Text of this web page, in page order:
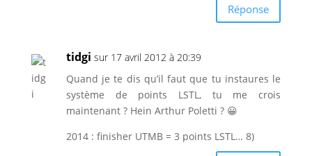
Réponse
tidgi sur 17 avril 2012 à 20:39
Quand je te dis qu’il faut que tu instaures le
système de points LSTL, tu me crois
maintenant ? Hein Arthur Poletti ? 😀
2014 : finisher UTMB = 3 points LSTL… 8)